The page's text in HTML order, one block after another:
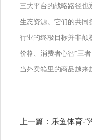
三大平台的战略路径也
生态资源。它们的共同
行业的终极目标并非颠
价格、消费者心智”三者
当外卖箱里的商品越来
上一篇：乐鱼体育-